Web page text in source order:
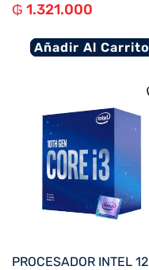
₲ 1.321.000
Añadir Al Carrito